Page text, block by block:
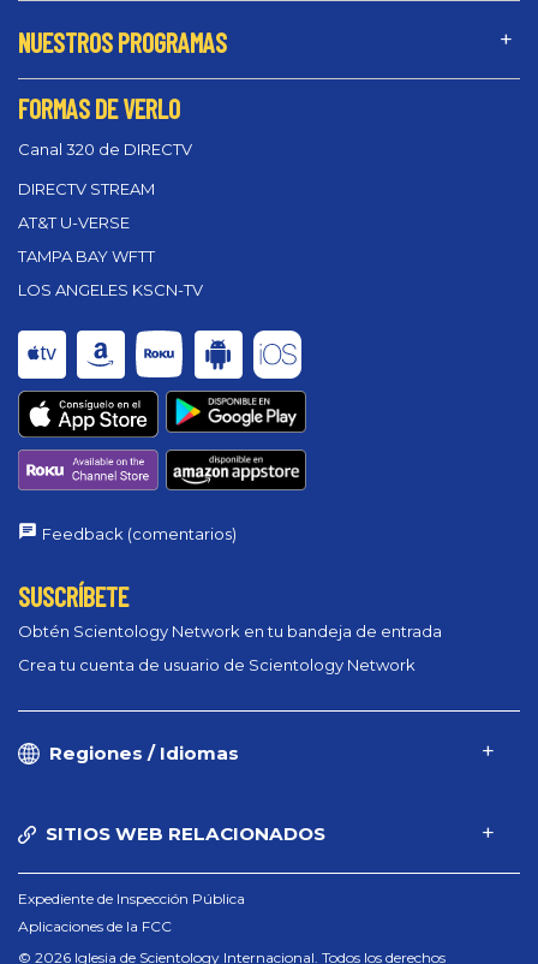
NUESTROS PROGRAMAS
FORMAS DE VERLO
Canal 320 de DIRECTV
DIRECTV STREAM
AT&T U-VERSE
TAMPA BAY WFTT
LOS ANGELES KSCN-TV
Feedback (comentarios)
SUSCRÍBETE
Obtén Scientology Network en tu bandeja de entrada
Crea tu cuenta de usuario de Scientology Network
Regiones / Idiomas
SITIOS WEB RELACIONADOS
Expediente de Inspección Pública
Aplicaciones de la FCC
© 2026 Iglesia de Scientology Internacional. Todos los derechos